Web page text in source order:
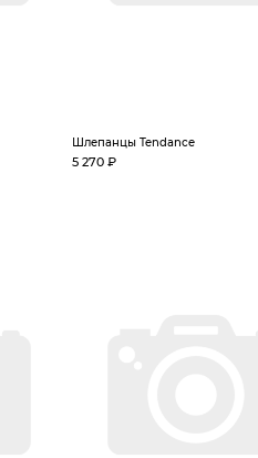
Шлепанцы Tendance
5 270 ₽